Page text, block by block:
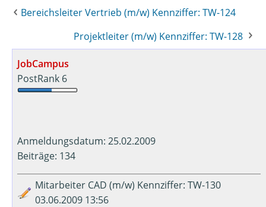
Bereichsleiter Vertrieb (m/w) Kennziffer: TW-124
Projektleiter (m/w) Kennziffer: TW-128
JobCampus
PostRank 6
Anmeldungsdatum: 25.02.2009
Beiträge: 134
Mitarbeiter CAD (m/w) Kennziffer: TW-130
03.06.2009 13:56